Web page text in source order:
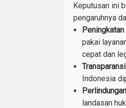
Keputusan ini
pengaruhnya
pakai
cepat dan
Indonesia
landasan